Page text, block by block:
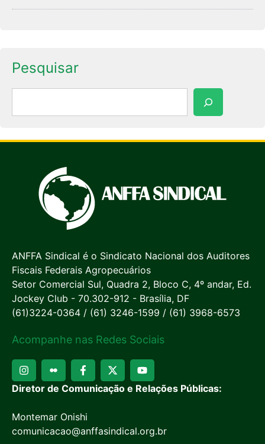
Pesquisar
ANFFA Sindical é o Sindicato Nacional dos Auditores
Fiscais Federais Agropecuários
Setor Comercial Sul, Quadra 2, Bloco C, 4º andar, Ed.
Jockey Club - 70.302-912 - Brasília, DF
(61)3224-0364 / (61) 3246-1599 / (61) 3968-6573
Acompanhe nas Redes Sociais
Diretor de Comunicação e Relações Públicas:
Montemar Onishi
comunicacao@anffasindical.org.br